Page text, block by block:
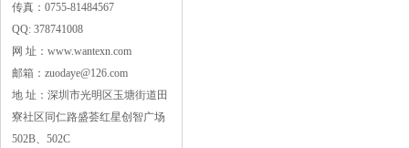
传真：0755-81484567
QQ:378741008
网址：www.wantexn.com
邮箱：zuodaye@126.com
地址：深圳市光明区玉塘街道田
寮社区同仁路盛荟红星创智广场
502B、502C